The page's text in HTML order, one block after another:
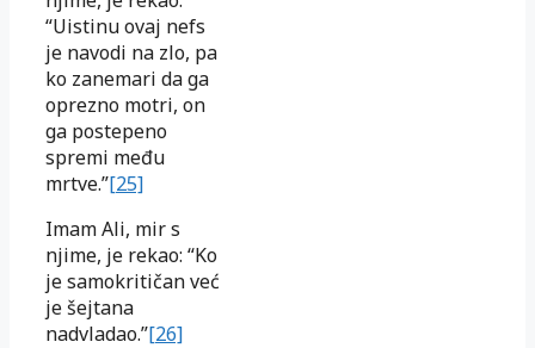
“Uistinu ovaj nefs
je navodi na zlo, pa
ko zanemari da ga
oprezno motri, on
ga postepeno
spremi među
mrtve.”[25]
Imam Ali, mir s
njime, je rekao: “Ko
je samokritičan već
je šejtana
nadvladao.”[26]